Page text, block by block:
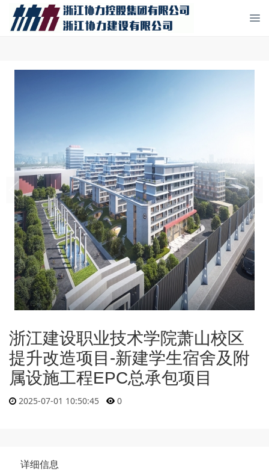
浙江建设职业技术学院萧山校区
提升改造项目-新建学生宿舍及附
属设施工程EPC总承包项目
2025-07-01 10:50:45 0
详细信息